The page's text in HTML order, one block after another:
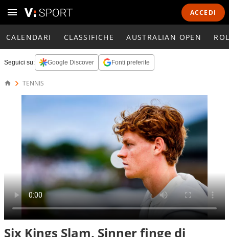
ACCEDI
CALENDARI CLASSIFICHE AUSTRALIAN OPEN
Seguici su: Google Discover Fonti preferite
TENNIS
Six Kings Slam, Sinner finge di